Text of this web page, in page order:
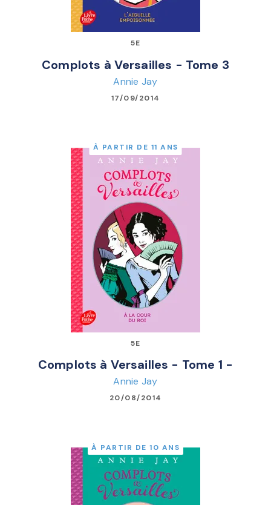
5E
Complots à Versailles - Tome 3
Annie Jay
17/09/2014
À PARTIR DE 11 ANS
5E
Complots à Versailles - Tome 1 -
Annie Jay
20/08/2014
À PARTIR DE 10 ANS